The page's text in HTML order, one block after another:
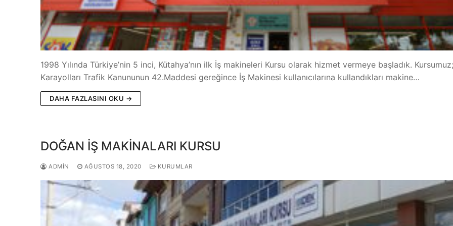
1998 Yılında Türkiye’nin 5 inci, Kütahya’nın ilk İş makineleri Kursu olarak hizmet vermeye başladık. Kursumuz;
Karayolları Trafik Kanununun 42.Maddesi gereğince İş Makinesi kullanıcılarına kullandıkları makine…
DAHA FAZLASINI OKU →
DOĞAN İŞ MAKİNALARI KURSU
ADMIN AĞUSTOS 18, 2020 KURUMLAR